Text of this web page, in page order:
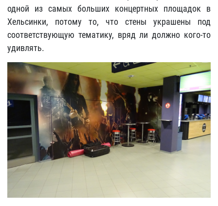
одной из самых больших концертных площадок в
Хельсинки, потому то, что стены украшены под
соответствующую тематику, вряд ли должно кого-то
удивлять.